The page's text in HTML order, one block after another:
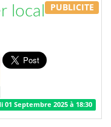
local PUBLICITE
01 Septembre 2025 à 18:30